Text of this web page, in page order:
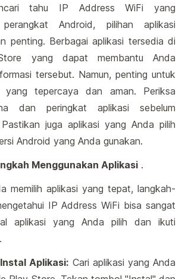
tahu IP Address WiFi yang
Android, pilihan aplikasi
penting. Berbagai aplikasi tersedia di
yang dapat membantu Anda
tersebut. Namun, penting untuk
yang tepercaya dan aman. Periksa
dan peringkat aplikasi sebelum
Pastikan juga aplikasi yang Anda pilih
Android yang Anda gunakan.
Menggunakan Aplikasi .
memilih aplikasi yang tepat, langkah-
IP Address WiFi bisa sangat
aplikasi yang Anda pilih dan ikuti
Aplikasi: Cari aplikasi yang Anda